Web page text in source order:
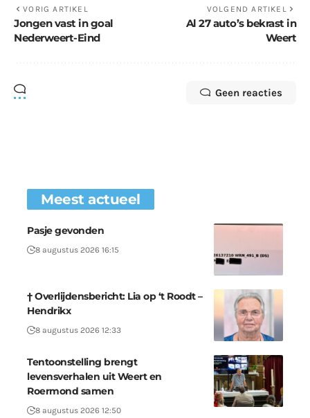
VORIG ARTIKEL
Jongen vast in goal
Nederweert-Eind
VOLGEND ARTIKEL
Al 27 auto’s bekrast in
Weert
Geen reacties
Meest actueel
Pasje gevonden
8 augustus 2026 16:15
† Overlijdensbericht: Lia op ‘t Roodt –
Hendrikx
8 augustus 2026 12:33
Tentoonstelling brengt
levensverhalen uit Weert en
Roermond samen
8 augustus 2026 12:50